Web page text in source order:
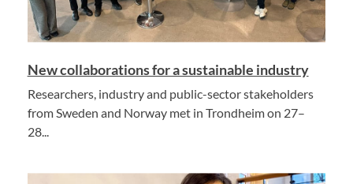
New collaborations for a sustainable industry
Researchers, industry and public-sector stakeholders
from Sweden and Norway met in Trondheim on 27–
28...